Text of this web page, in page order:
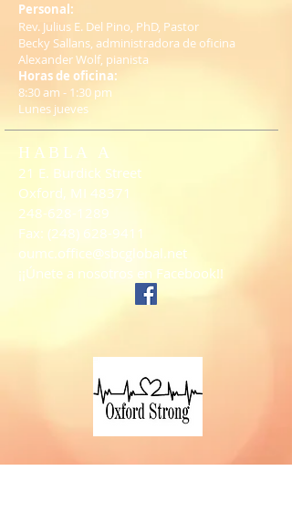
HABLA A
Personal:
Rev. Julius E. Del Pino, PhD, Pastor
Becky Sallans, administradora de oficina
Alexander Wolf, pianista
Horas de oficina:
8:30 am - 1:30 pm
Lunes jueves
21 E. Burdick Street
Oxford, MI 48371
248-628-1289
Fax: (248) 628-9411
oumc.office@sbcglobal.net
¡¡Únete a nosotros en Facebook!!